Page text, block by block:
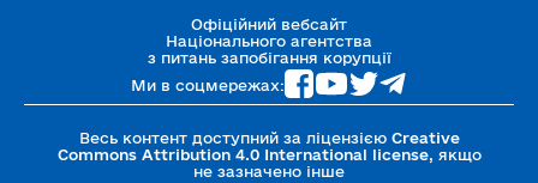
лобіювання, із переліком предметів лобіювання
протягом звітного періоду?
Розділ III. Договір про надання послуг з
Офіційний вебсайт
Національного агентства
з питань запобігання корупції
Ми в соцмережах:
Весь контент доступний за ліцензією Creative
Commons Attribution 4.0 International license, якщо
не зазначено інше